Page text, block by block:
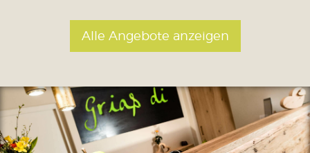
Alle Angebote anzeigen